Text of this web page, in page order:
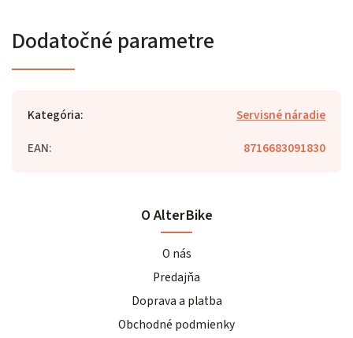
Dodatočné parametre
Kategória:
Servisné náradie
EAN: 8716683091830
O AlterBike
O nás
Predajňa
Doprava a platba
Obchodné podmienky